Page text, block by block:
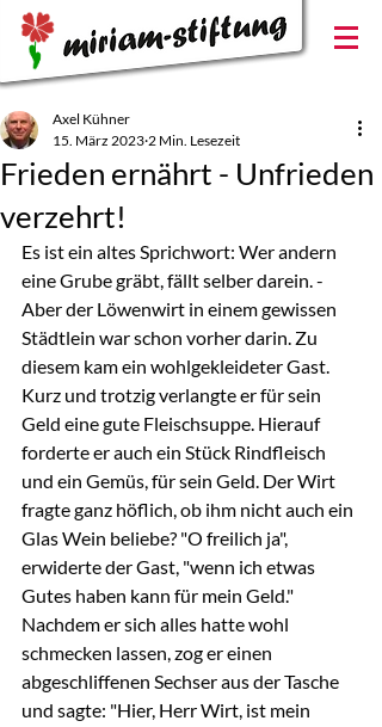
Frieden ernährt - Unfrieden
verzehrt!
Axel Kühner
15. März 2023 2 Min. Lesezeit
Es ist ein altes Sprichwort: Wer andern
eine Grube gräbt, fällt selber darein. -
Aber der Löwenwirt in einem gewissen
Städtlein war schon vorher darin. Zu
diesem kam ein wohlgekleideter Gast.
Kurz und trotzig verlangte er für sein
Geld eine gute Fleischsuppe. Hierauf
forderte er auch ein Stück Rindfleisch
und ein Gemüs, für sein Geld. Der Wirt
fragte ganz höflich, ob ihm nicht auch ein
Glas Wein beliebe? "O freilich ja",
erwiderte der Gast, "wenn ich etwas
Gutes haben kann für mein Geld."
Nachdem er sich alles hatte wohl
schmecken lassen, zog er einen
abgeschliffenen Sechser aus der Tasche
und sagte: "Hier, Herr Wirt, ist mein